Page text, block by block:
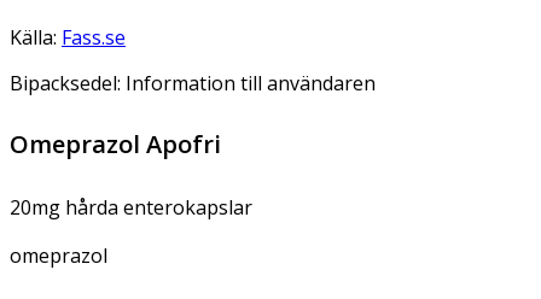
Källa: Fass.se
Bipacksedel: Information till användaren
Omeprazol Apofri
20mg hårda enterokapslar
omeprazol